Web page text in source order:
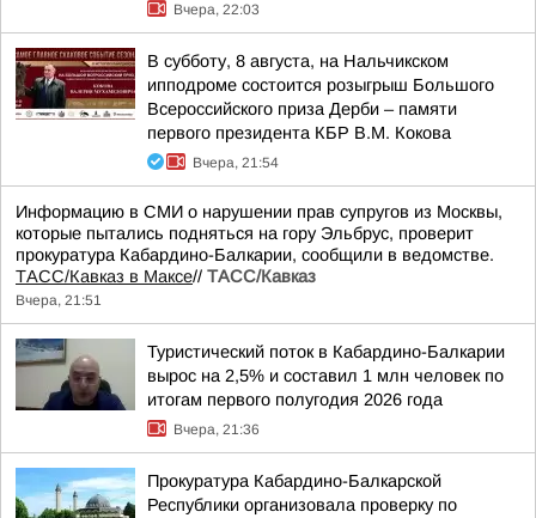
Вчера, 22:03
В субботу, 8 августа, на Нальчикском
ипподроме состоится розыгрыш Большого
Всероссийского приза Дерби – памяти
первого президента КБР В.М. Кокова
Вчера, 21:54
Информацию в СМИ о нарушении прав супругов из Москвы,
которые пытались подняться на гору Эльбрус, проверит
прокуратура Кабардино-Балкарии, сообщили в ведомстве.
ТАСС/Кавказ в Максе// ТАСС/Кавказ
Вчера, 21:51
Туристический поток в Кабардино-Балкарии
вырос на 2,5% и составил 1 млн человек по
итогам первого полугодия 2026 года
Вчера, 21:36
Прокуратура Кабардино-Балкарской
Республики организовала проверку по